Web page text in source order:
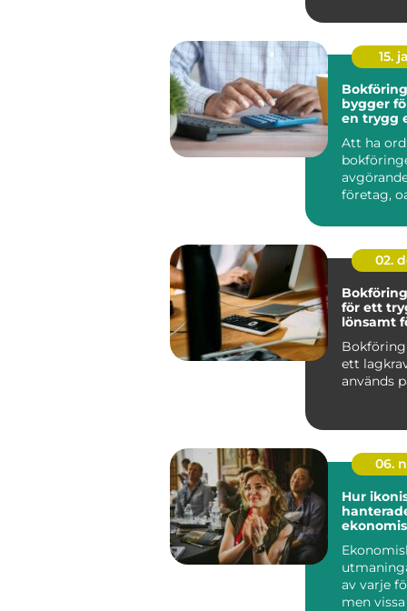
15.
bygger
en trygg
Att ha
företag,
02.
för ett
lönsamt
ett
används
06.
Hur
av varje
men